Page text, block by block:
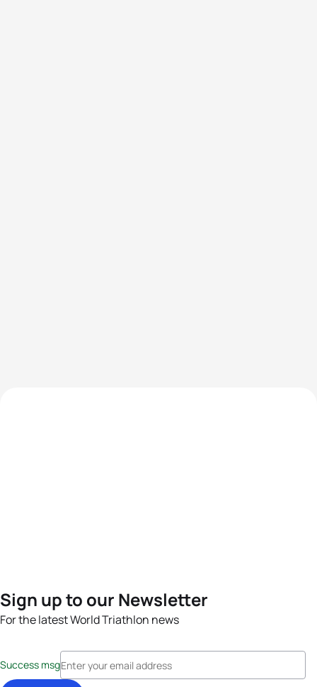
Sign up to our Newsletter
For the latest World Triathlon news
Success msg